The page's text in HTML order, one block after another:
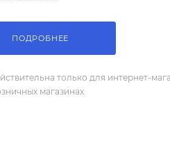
ПОДРОБНЕЕ
только для интернет-
магазинах